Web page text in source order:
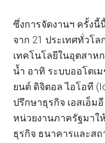
ซึ่งการจัดงานฯ ครั้งนี้
จาก 21 ประเทศทั่วโ
เทคโนโลยีในอุตสาห
น้ำ อาทิ ระบบออโตเ
ยนต์ ดิจิตอล ไอโอที
ปรึกษาธุรกิจ เอสเอ็ม
หน่วยงานภาครัฐมาใ
ธุรกิจ ธนาคารและส